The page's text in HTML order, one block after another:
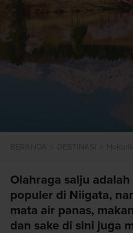
Olahraga salju
populer di Niigata,
mata air panas,
dan sake di sini juga